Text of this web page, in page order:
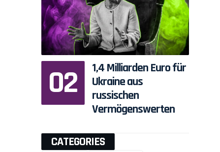
1,4 Milliarden Euro für
Ukraine aus
russischen
Vermögenswerten
CATEGORIES